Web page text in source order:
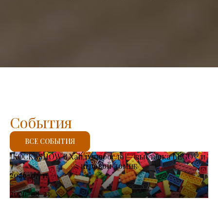
KOCKASHOW В Хайдушобосло — выставка LEGO® и
игровой домик
2026-07-11
-
2026-08-23
События
ВСЕ СОБЫТИЯ